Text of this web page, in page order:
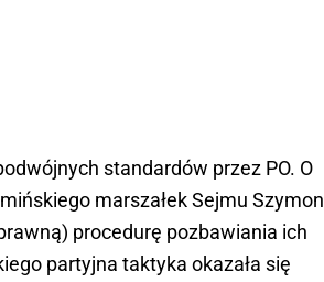
standardów przez PO. O
marszałek Sejmu Szymon
procedurę pozbawiania ich
partyjna taktyka okazała się